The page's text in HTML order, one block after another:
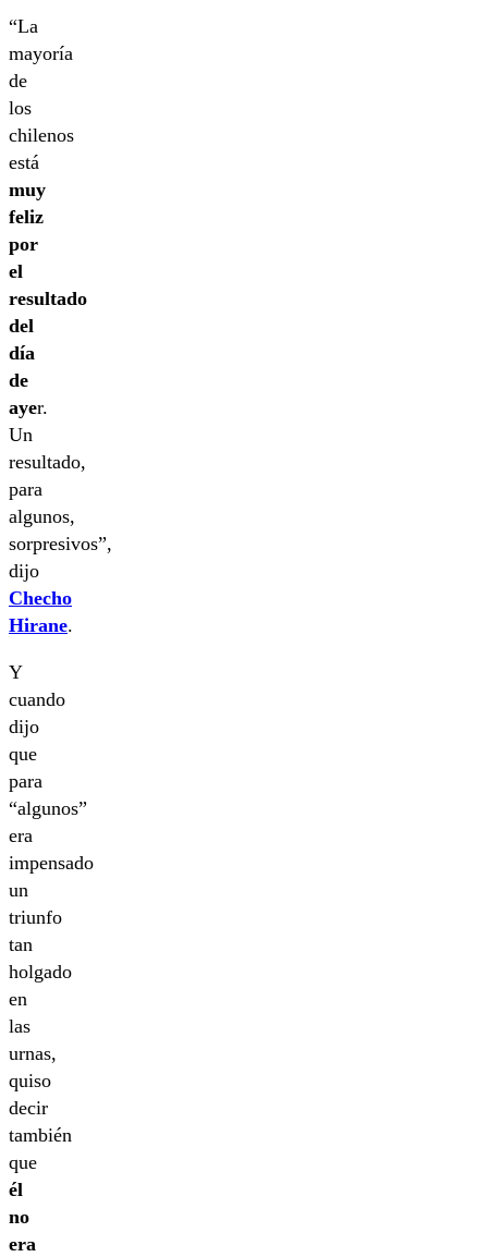
“La
mayoría
de
los
chilenos
está
muy
feliz
por
el
resultado
del
día
de
ayer.
Un
resultado,
para
algunos,
sorpresivos”,
dijo
Checho
Hirane.
Y
cuando
dijo
que
para
“algunos”
era
impensado
un
triunfo
tan
holgado
en
las
urnas,
quiso
decir
también
que
él
no
era